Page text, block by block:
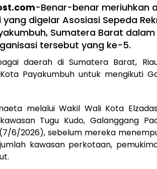
-Benar-benar meriuhkan
digelar Asosiasi Sepeda
Sumatera Barat
tersebut yang ke-5.
daerah di Sumatera Barat,
Payakumbuh untuk mengikuti
melalui Wakil Wali Kota
Tugu Kudo, Galanggang
6/2026), sebelum mereka
kawasan perkotaan,